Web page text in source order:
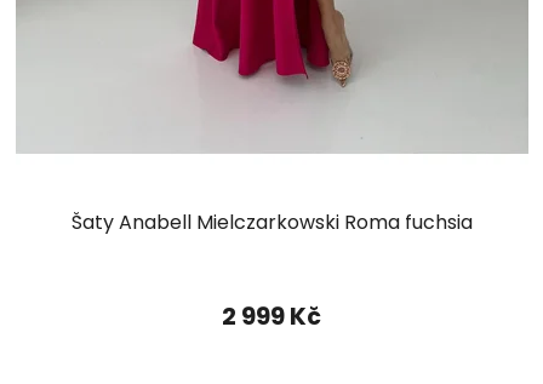
Šaty Anabell Mielczarkowski Roma fuchsia
2 999 Kč